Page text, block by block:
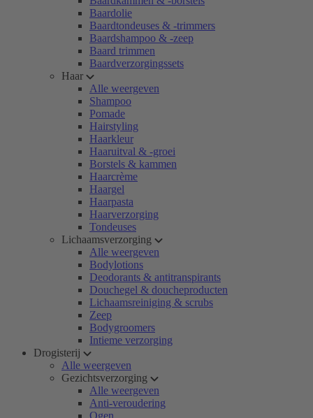
Baardolie
Baardtondeuses & -trimmers
Baardshampoo & -zeep
Baard trimmen
Baardverzorgingssets
Haar
Alle weergeven
Shampoo
Pomade
Hairstyling
Haarkleur
Haaruitval & -groei
Borstels & kammen
Haarcrème
Haargel
Haarpasta
Haarverzorging
Tondeuses
Lichaamsverzorging
Alle weergeven
Bodylotions
Deodorants & antitranspirants
Douchegel & doucheproducten
Lichaamsreiniging & scrubs
Zeep
Bodygroomers
Intieme verzorging
Drogisterij
Alle weergeven
Gezichtsverzorging
Alle weergeven
Anti-veroudering
Ogen